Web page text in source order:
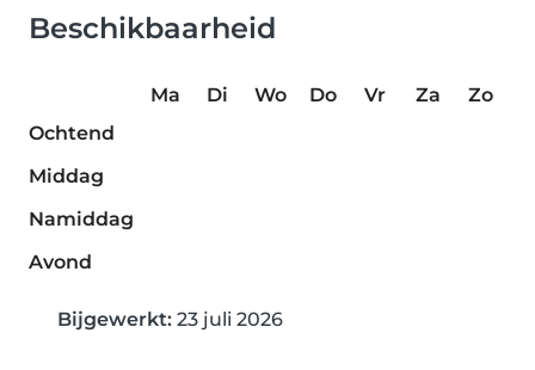
Beschikbaarheid
Ma Di Wo Do Vr Za
Zo
Ochtend
Middag
Namiddag
Avond
Bijgewerkt: 23 juli 2026